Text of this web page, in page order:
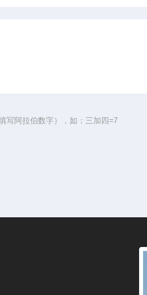
写阿拉伯数字），如：三加四=7